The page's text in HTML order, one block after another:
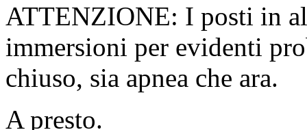
ATTENZIONE: I posti in
immersioni per evidenti
chiuso, sia apnea che ara.
A presto.